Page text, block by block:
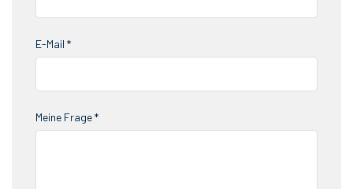
E-Mail *
Meine Frage *